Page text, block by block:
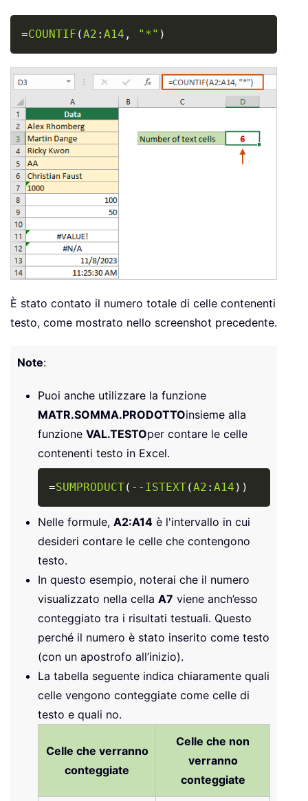
=COUNTIF (A2 : A14 , "*" )
È stato contato il numero totale di celle contenenti
testo, come mostrato nello screenshot precedente.
Note:
Puoi anche utilizzare la funzione
MATR.SOMMA.PRODOTTOinsieme alla
funzione VAL.TESTOper contare le celle
contenenti testo in Excel.
=SUMPRODUCT( - - ISTEXT(A2 : A14 ) )
Copy
Nelle formule, A2:A14 è l'intervallo in cui
desideri contare le celle che contengono
testo.
In questo esempio, noterai che il numero
visualizzato nella cella A7 viene anch’esso
conteggiato tra i risultati testuali. Questo
perché il numero è stato inserito come testo
(con un apostrofo all’inizio).
La tabella seguente indica chiaramente quali
celle vengono conteggiate come celle di
testo e quali no.
Celle che verranno
conteggiate
Celle che non
verranno
conteggiate